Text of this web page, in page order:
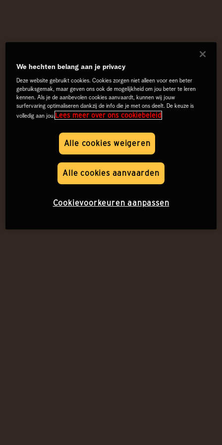
We hechten belang aan je privacy
Deze website gebruikt cookies. Cookies zorgen niet alleen voor een beter
gebruiksgemak, maar geven ons ook de mogelijkheid om jou beter te leren
kennen. Als je de aanbevolen cookies aanvaardt, kunnen wij jouw
surfervaring optimaliseren dankzij de info die je met ons deelt. De keuze is
volledig aan jou.Lees meer over ons cookiebeleid
Alle cookies weigeren
Alle cookies aanvaarden
Cookievoorkeuren aanpassen